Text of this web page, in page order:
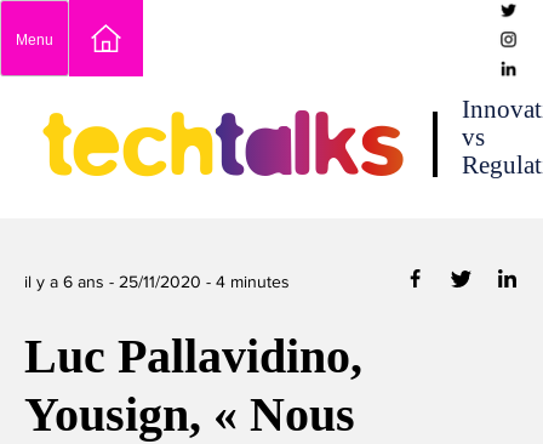
content
Menu
techtalks
vs
il y a 6 ans - 25/11/2020 - 4 minutes
Luc Pallavidino,
Yousign, « Nous